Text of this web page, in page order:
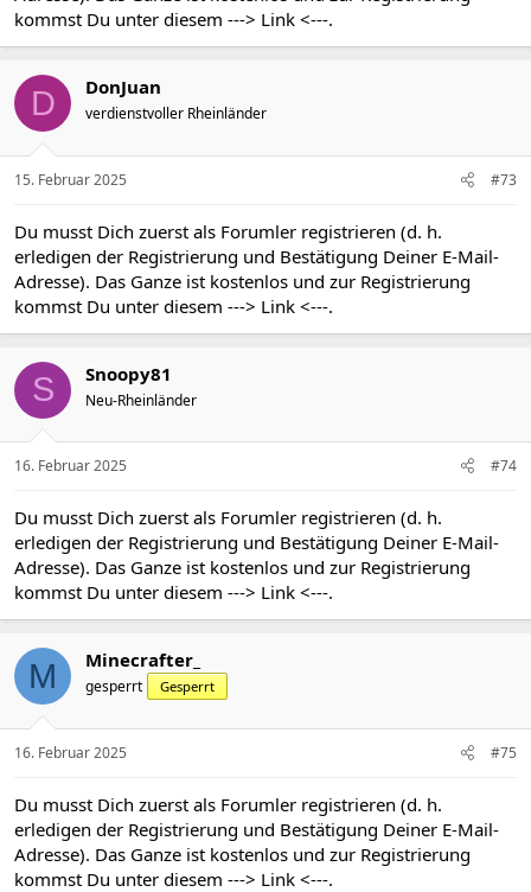
kommst Du unter diesem ---> Link <---.
D DonJuan
verdienstvoller Rheinländer
15. Februar 2025 #73
Du musst Dich zuerst als Forumler registrieren (d. h.
erledigen der Registrierung und Bestätigung Deiner E-Mail-
Adresse). Das Ganze ist kostenlos und zur Registrierung
kommst Du unter diesem ---> Link <---.
S Snoopy81
Neu-Rheinländer
16. Februar 2025 #74
Du musst Dich zuerst als Forumler registrieren (d. h.
erledigen der Registrierung und Bestätigung Deiner E-Mail-
Adresse). Das Ganze ist kostenlos und zur Registrierung
kommst Du unter diesem ---> Link <---.
M Minecrafter_
gesperrt Gesperrt
16. Februar 2025 #75
Du musst Dich zuerst als Forumler registrieren (d. h.
erledigen der Registrierung und Bestätigung Deiner E-Mail-
Adresse). Das Ganze ist kostenlos und zur Registrierung
kommst Du unter diesem ---> Link <---.